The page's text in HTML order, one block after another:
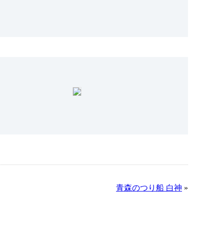
青森のつり船 白神 »